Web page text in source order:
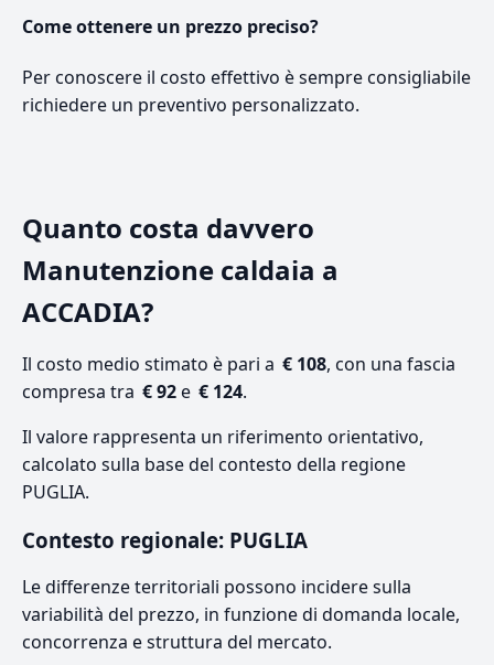
Come ottenere un prezzo preciso?
Per conoscere il costo effettivo è sempre consigliabile
richiedere un preventivo personalizzato.
Quanto costa davvero
Manutenzione caldaia a
ACCADIA?
Il costo medio stimato è pari a € 108, con una fascia
compresa tra € 92e € 124.
Il valore rappresenta un riferimento orientativo,
calcolato sulla base del contesto della regione
PUGLIA.
Contesto regionale: PUGLIA
Le differenze territoriali possono incidere sulla
variabilità del prezzo, in funzione di domanda locale,
concorrenza e struttura del mercato.